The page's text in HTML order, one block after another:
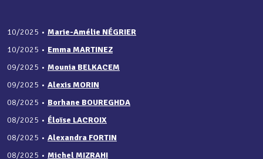
10/2025 • Marie-Amélie NÉGRIER
10/2025 • Emma MARTINEZ
09/2025 • Mounia BELKACEM
09/2025 • Alexis MORIN
08/2025 • Borhane BOUREGHDA
08/2025 • Éloïse LACROIX
08/2025 • Alexandra FORTIN
08/2025 • Michel MIZRAHI